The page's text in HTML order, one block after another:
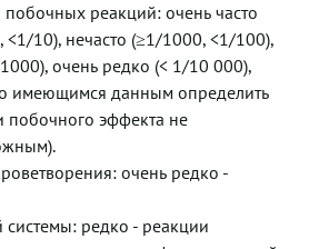
реакций: очень часто
<1/10), нечасто (≥1/1000, <1/100),
очень редко (< 1/10 000),
имеющимся данным определить
побочного эффекта не
очень редко -
редко - реакции